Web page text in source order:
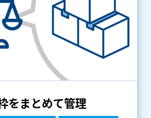
をまとめて管理